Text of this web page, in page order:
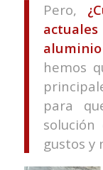
Pero,
hemos
para
gustos y